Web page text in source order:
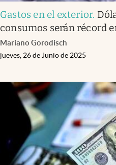
Gastos en el exterior.
consumos serán récord
Mariano Gorodisch
jueves, 26 de Junio de 2025